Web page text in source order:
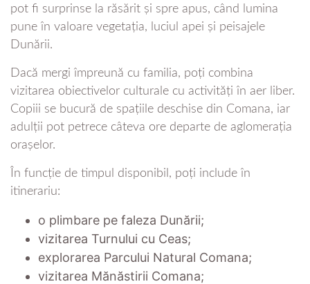
pot fi surprinse la răsărit și spre apus, când lumina
pune în valoare vegetația, luciul apei și peisajele
Dunării.
Dacă mergi împreună cu familia, poți combina
vizitarea obiectivelor culturale cu activități în aer liber.
Copiii se bucură de spațiile deschise din Comana, iar
adulții pot petrece câteva ore departe de aglomerația
orașelor.
În funcție de timpul disponibil, poți include în
itinerariu:
o plimbare pe faleza Dunării;
vizitarea Turnului cu Ceas;
explorarea Parcului Natural Comana;
vizitarea Mănăstirii Comana;